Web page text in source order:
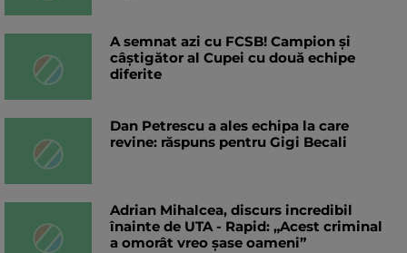
A semnat azi cu FCSB! Campion și
câștigător al Cupei cu două echipe
diferite
Dan Petrescu a ales echipa la care
revine: răspuns pentru Gigi Becali
Adrian Mihalcea, discurs incredibil
înainte de UTA - Rapid: „Acest criminal
a omorât vreo șase oameni”